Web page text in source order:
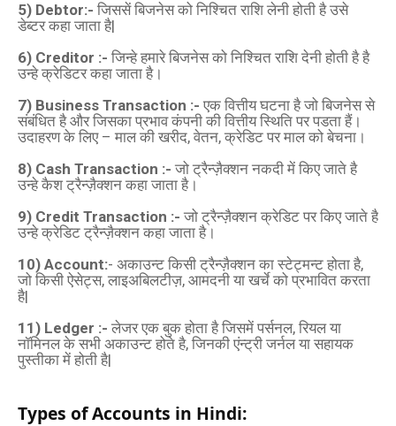
5) Debtor:- जिससें बिजनेस को निश्चित राशि लेनी होती है उसे
डेब्‍टर कहा जाता है|
6) Creditor :- जिन्‍हे हमारे बिजनेस को निश्चित राशि देनी होती है है
उन्‍हे क्रेडिटर कहा जाता है।
7) Business Transaction :- एक वित्तीय घटना है जो बिजनेस से
संबंधित है और जिसका प्रभाव कंपनी की वित्तीय स्थिति पर पडता हैं।
उदाहरण के लिए – माल की खरीद, वेतन, क्रेडिट पर माल को बेचना।
8) Cash Transaction :- जो ट्रैन्ज़ैक्शन नकदी में किए जाते है
उन्‍हे कैश ट्रैन्ज़ैक्शन कहा जाता है।
9) Credit Transaction :- जो ट्रैन्ज़ैक्शन क्रेडिट पर किए जाते है
उन्‍हे क्रेडिट ट्रैन्ज़ैक्शन कहा जाता है।
10) Account:- अकाउन्ट किसी ट्रैन्ज़ैक्शन का स्टेट्मन्ट होता है,
जो किसी ऐसेट्स, लाइअबिलटीज़, आमदनी या खर्चे को प्रभावित करता
है|
11) Ledger :- लेजर एक बुक होता है जिसमें पर्सनल, रियल या
नॉमिनल के सभी अकाउन्‍ट होते है, जिनकी एंन्‍ट्री जर्नल या सहायक
पुस्‍तीका में होती है|
Types of Accounts in Hindi: